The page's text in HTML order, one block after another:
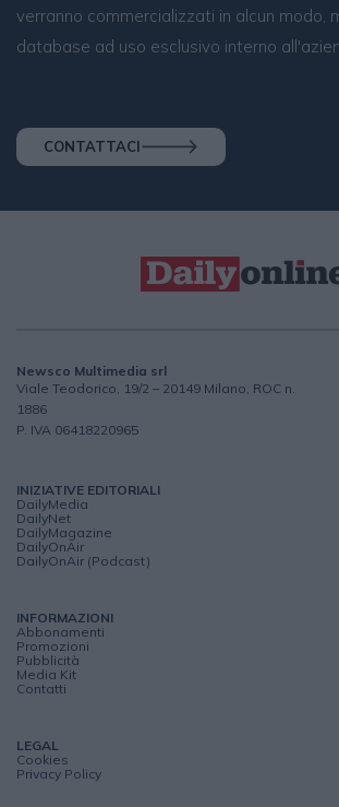
verranno commercializzati in alcun modo,
database ad uso esclusivo interno
CONTATTACI
Newsco Multimedia srl
Viale Teodorico, 19/2 – 20149 Milano, ROC n.
1886
P. IVA 06418220965
INIZIATIVE EDITORIALI
DailyMedia
DailyNet
DailyMagazine
DailyOnAir
DailyOnAir (Podcast)
INFORMAZIONI
Abbonamenti
Promozioni
Pubblicità
Media Kit
Contatti
LEGAL
Cookies
Privacy Policy